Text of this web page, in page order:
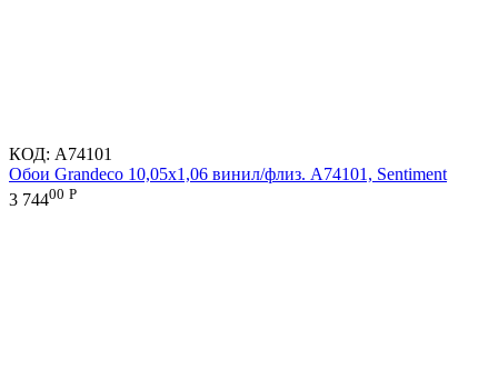
КОД: A74101
Обои Grandeco 10,05х1,06 винил/флиз. A74101, Sentiment
3 74400 Р